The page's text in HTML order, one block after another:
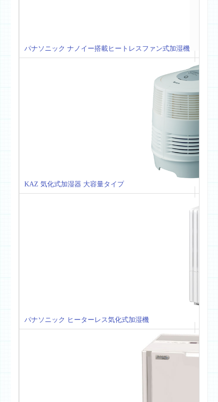
パナソニック ナノイー搭載ヒートレスファン式加湿機
KAZ 気化式加湿器 大容量タイプ
パナソニック ヒーターレス気化式加湿機